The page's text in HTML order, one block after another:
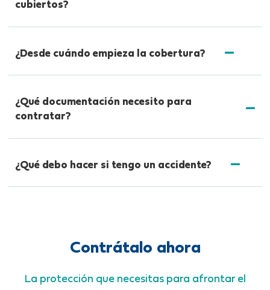
cubiertos?
¿Desde cuándo empieza la cobertura?
¿Qué documentación necesito para
contratar?
¿Qué debo hacer si tengo un accidente?
Contrátalo ahora
La protección que necesitas para afrontar el